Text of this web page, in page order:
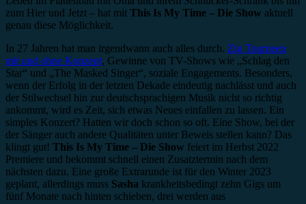
zum Hier und Jetzt – hat mit This Is My Time – Die Show aktuell
genau diese Möglichkeit.
In 27 Jahren hat man irgendwann auch alles durch. Zig Tourneen
mit und ohne Konzept, Gewinne von TV-Shows wie „Schlag den
Star“ und „The Masked Singer“, soziale Engagements. Besonders,
wenn der Erfolg in der letzten Dekade eindeutig nachlässt und auch
der Stilwechsel hin zur deutschsprachigen Musik nicht so richtig
ankommt, wird es Zeit, sich etwas Neues einfallen zu lassen. Ein
simples Konzert? Hatten wir doch schon so oft. Eine Show, bei der
der Sänger auch andere Qualitäten unter Beweis stellen kann? Das
klingt gut! This Is My Time – Die Show feiert im Herbst 2022
Premiere und bekommt schnell einen Zusatztermin nach dem
nächsten dazu. Eine große Extrarunde ist für den Winter 2023
geplant, allerdings muss Sasha krankheitsbedingt zehn Gigs um
fünf Monate nach hinten schieben, drei werden aus